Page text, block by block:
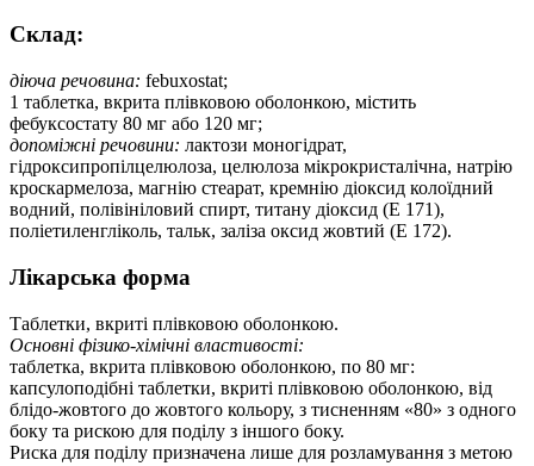
Склад:
діюча речовина: febuxostat;
1 таблетка, вкрита плівковою оболонкою, містить
фебуксостату 80 мг або 120 мг;
допоміжні речовини: лактози моногідрат,
гідроксипропілцелюлоза, целюлоза мікрокристалічна, натрію
кроскармелоза, магнію стеарат, кремнію діоксид колоїдний
водний, полівініловий спирт, титану діоксид (Е 171),
поліетиленгліколь, тальк, заліза оксид жовтий (Е 172).
Лікарська форма
Таблетки, вкриті плівковою оболонкою.
Основні фізико-хімічні властивості:
таблетка, вкрита плівковою оболонкою, по 80 мг:
капсулоподібні таблетки, вкриті плівковою оболонкою, від
блідо-жовтого до жовтого кольору, з тисненням «80» з одного
боку та рискою для поділу з іншого боку.
Риска для поділу призначена лише для розламування з метою